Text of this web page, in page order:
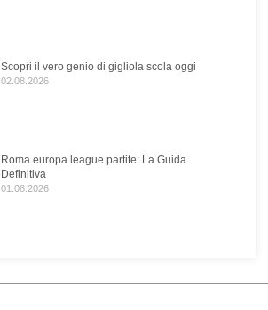
Scopri il vero genio di gigliola scola oggi
02.08.2026
Roma europa league partite: La Guida
Definitiva
01.08.2026